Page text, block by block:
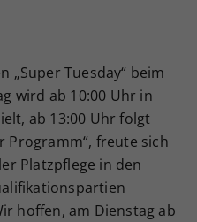
Tuesday“ beim
wird ab 10:00 Uhr in
ab 13:00 Uhr folgt
Programm“, freute sich
Platzpflege in den
hoffen, am Dienstag ab